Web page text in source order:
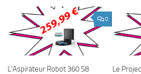
0
L’Aspirateur Robot 360 S8
Le